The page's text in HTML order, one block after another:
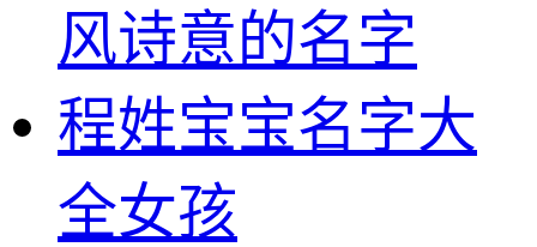
风诗意的名字
程姓宝宝名字大
全女孩